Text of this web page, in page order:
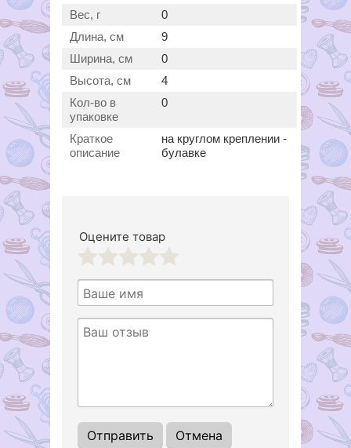
Вес, г
0
Длина, см
9
Ширина, см
0
Высота, см
4
Кол-во в
упаковке
0
Краткое
описание
на круглом креплении -
булавке
Оцените товар